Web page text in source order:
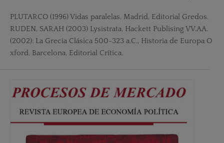
PLUTARCO (1996) Vidas paralelas, Madrid, Editorial Gredos.
RUDEN, SARAH (2003) Lysistrata, Hackett Publising VV.AA.
(2002): La Grecia Clásica 500-323 a.C., Historia de Europa O
xford, Barcelona, Editorial Crítica.